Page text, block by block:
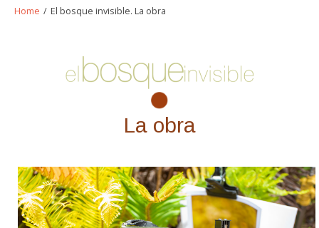
AUDIOVISUAL
FRASES CON LUZ
Home / El bosque invisible. La obra
La obra